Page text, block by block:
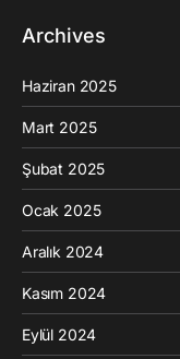
Archives
Haziran 2025
Mart 2025
Şubat 2025
Ocak 2025
Aralık 2024
Kasım 2024
Eylül 2024